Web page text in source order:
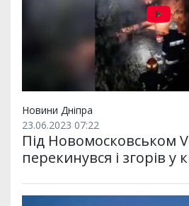
Новини Дніпра
23.06.2023 07:22
Під Новомосковськом
перекинувся і згорів у